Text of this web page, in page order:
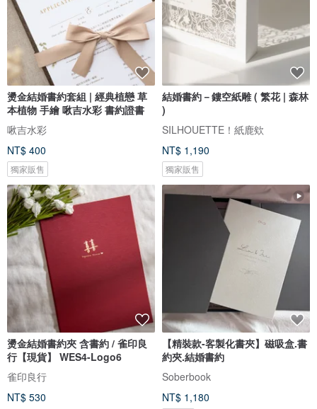
燙金結婚書約套組 | 經典植戀 草
本植物 手繪 啾吉水彩 書約證書
啾吉水彩
NT$ 400
獨家販售
結婚書約－鏤空紙雕 ( 繁花 | 森林
)
SILHOUETTE！紙鹿欸
NT$ 1,190
獨家販售
燙金結婚書約夾 含書約 / 雀印良
行【現貨】 WES4-Logo6
雀印良行
NT$ 530
【精裝款-客製化書夾】磁吸盒.書
約夾.結婚書約
Soberbook
NT$ 1,180